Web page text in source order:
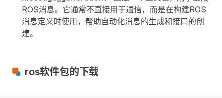
ROS消息。它通常不直接用于通信，而是在构建ROS
消息定义时使用，帮助自动化消息的生成和接口的创
建。
ros软件包的下载